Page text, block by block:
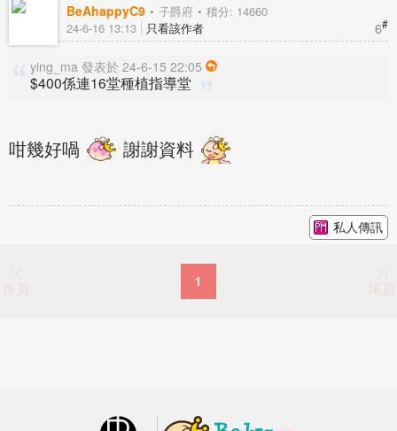
BeAhappyC9 子爵府 積分: 14660
6#
24-6-16 13:13 只看該作者
ying_ma 發表於 24-6-15 22:05
$400係連16堂種植指導堂
咁幾好喎 謝謝資料
私人傳訊
首頁 1 尾頁